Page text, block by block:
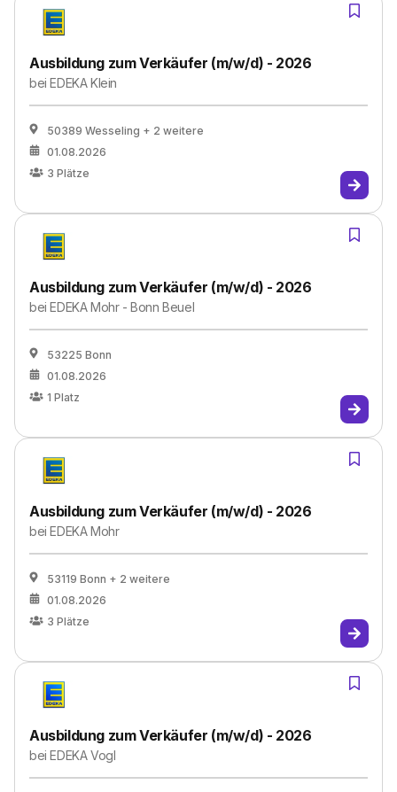
Ausbildung zum Verkäufer (m/w/d) - 2026
beiEDEKA Klein
50389 Wesseling + 2 weitere
01.08.2026
3 Plätze
Ausbildung zum Verkäufer (m/w/d) - 2026
beiEDEKA Mohr - Bonn Beuel
53225 Bonn
01.08.2026
1 Platz
Ausbildung zum Verkäufer (m/w/d) - 2026
beiEDEKA Mohr
53119 Bonn + 2 weitere
01.08.2026
3 Plätze
Ausbildung zum Verkäufer (m/w/d) - 2026
beiEDEKA Vogl